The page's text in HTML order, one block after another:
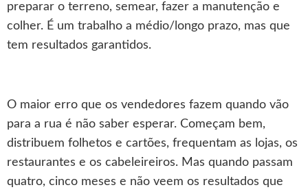
preparar o terreno, semear, fazer a manutenção e
colher. É um trabalho a médio/longo prazo, mas que
tem resultados garantidos.
O maior erro que os vendedores fazem quando vão
para a rua é não saber esperar. Começam bem,
distribuem folhetos e cartões, frequentam as lojas, os
restaurantes e os cabeleireiros. Mas quando passam
quatro, cinco meses e não veem os resultados que